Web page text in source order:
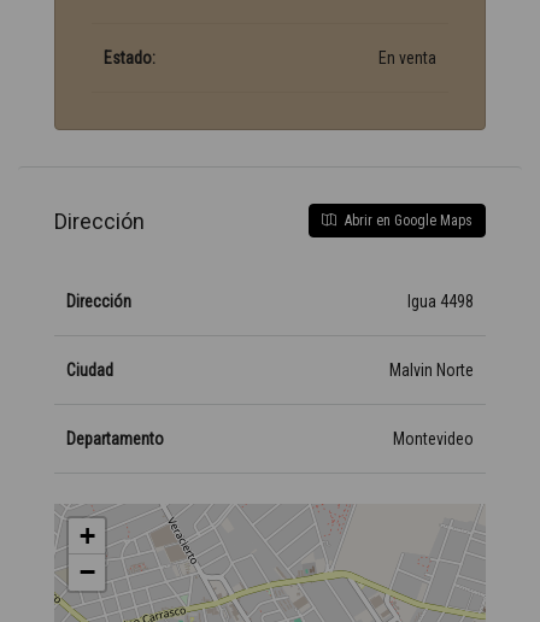
Estado: En venta
Dirección Abrir en Google Maps
Dirección Igua 4498
Ciudad Malvin Norte
Departamento Montevideo
+
−